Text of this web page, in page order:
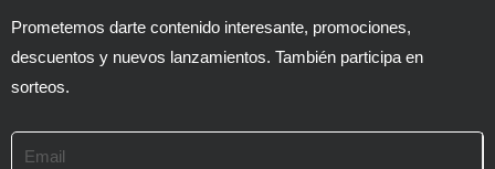
Prometemos darte contenido interesante, promociones,
descuentos y nuevos lanzamientos. También participa en
sorteos.